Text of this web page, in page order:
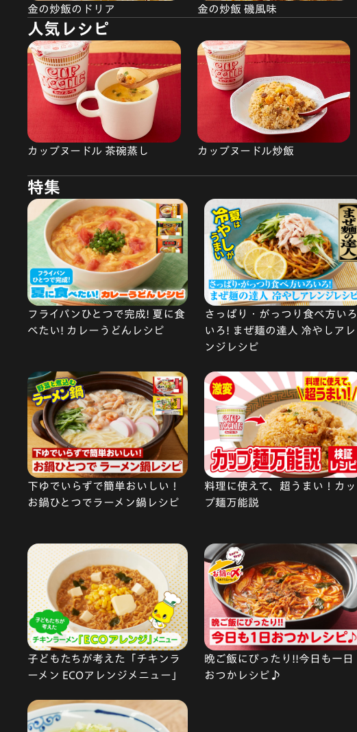
金の炒飯のドリア 金の炒飯 磯風味
人気レシピ
カップヌードル 茶碗蒸し カップヌードル炒飯
特集
フライパンひとつで完成! 夏に食
べたい! カレーうどんレシピ
さっぱり・がっつり食べ方いろ
いろ! まぜ麺の達人 冷やしアレ
ンジレシピ
下ゆでいらずで簡単おいしい！
お鍋ひとつでラーメン鍋レシピ
料理に使えて、超うまい！カッ
プ麺万能説
子どもたちが考えた「チキンラ
ーメン ECOアレンジメニュー」
晩ご飯にぴったり!!今日も一日
おつかレシピ♪